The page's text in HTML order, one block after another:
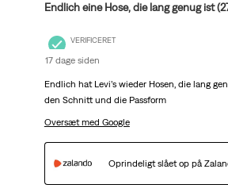
Endlich eine Hose, die lang genug ist
VERIFICERET
17 dage siden
Endlich hat Levi’s wieder Hosen, die lang
den Schnitt und die Passform
Oversæt med Google
Oprindeligt slået op på